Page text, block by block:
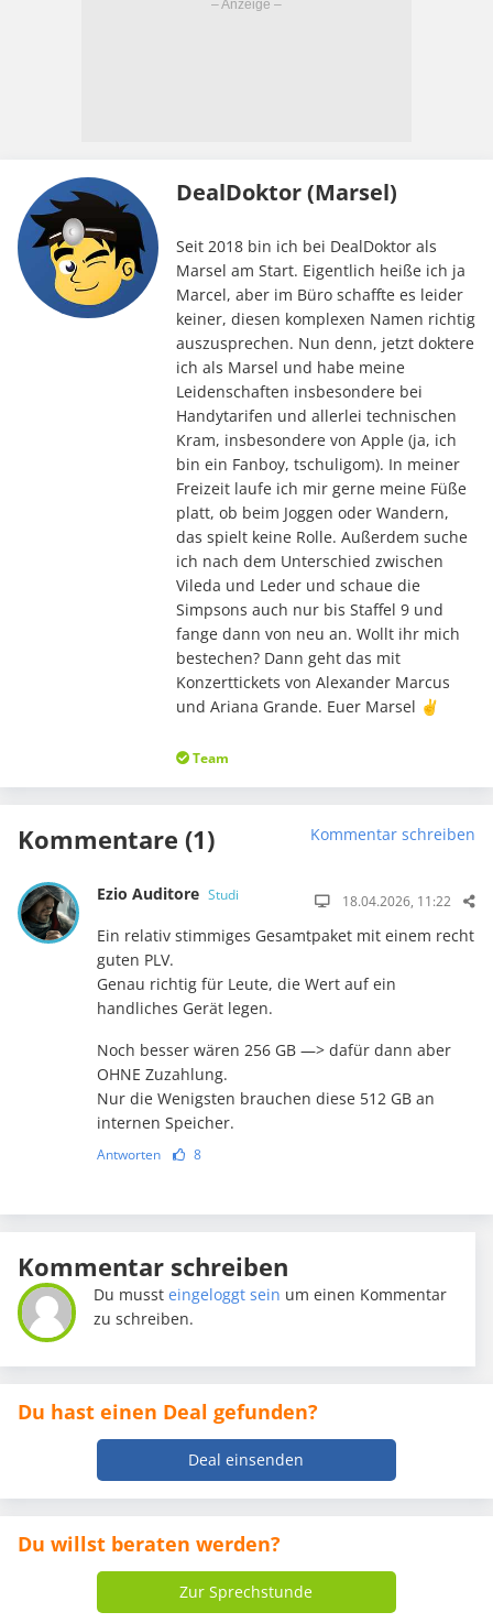
DealDoktor (Marsel)
Seit 2018 bin ich bei DealDoktor als
Marsel am Start. Eigentlich heiße ich ja
Marcel, aber im Büro schaffte es leider
keiner, diesen komplexen Namen richtig
auszusprechen. Nun denn, jetzt doktere
ich als Marsel und habe meine
Leidenschaften insbesondere bei
Handytarifen und allerlei technischen
Kram, insbesondere von Apple (ja, ich
bin ein Fanboy, tschuligom). In meiner
Freizeit laufe ich mir gerne meine Füße
platt, ob beim Joggen oder Wandern,
das spielt keine Rolle. Außerdem suche
ich nach dem Unterschied zwischen
Vileda und Leder und schaue die
Simpsons auch nur bis Staffel 9 und
fange dann von neu an. Wollt ihr mich
bestechen? Dann geht das mit
Konzerttickets von Alexander Marcus
und Ariana Grande. Euer Marsel ✌️
Team
Kommentare (1) Kommentar schreiben
Ezio Auditore Studi 18.04.2026, 11:22
Ein relativ stimmiges Gesamtpaket mit einem recht
guten PLV.
Genau richtig für Leute, die Wert auf ein
handliches Gerät legen.
Noch besser wären 256 GB —> dafür dann aber
OHNE Zuzahlung.
Nur die Wenigsten brauchen diese 512 GB an
internen Speicher.
Antworten 8
Kommentar schreiben
Du mussteingeloggt sein um einen Kommentar
zu schreiben.
Du hast einen Deal gefunden?
Deal einsenden
Du willst beraten werden?
Zur Sprechstunde